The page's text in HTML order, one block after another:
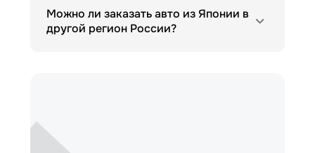
Можно ли заказать авто из Японии в
другой регион России?